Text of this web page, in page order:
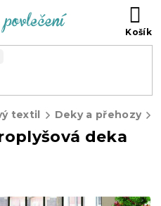
textil Deky a přehozy
deka